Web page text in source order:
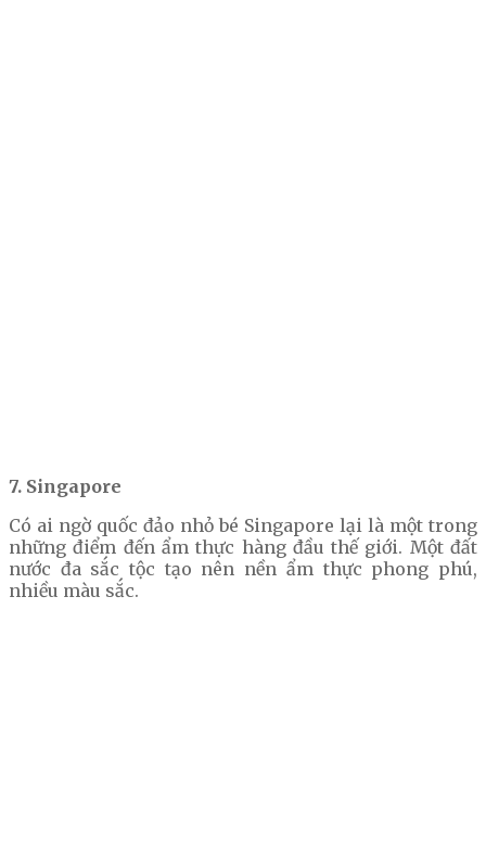
7. Singapore
Có ai ngờ quốc đảo nhỏ bé Singapore lại là một trong
những điểm đến ẩm thực hàng đầu thế giới. Một đất
nước đa sắc tộc tạo nên nền ẩm thực phong phú,
nhiều màu sắc.